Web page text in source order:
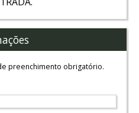
preenchimento obrigatório.